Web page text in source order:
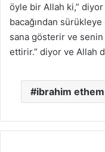
öyle bir Allah ki,” diyor
bacağından
sana gösterir ve
ettirir.” diyor ve Allah
ibrahim ethem